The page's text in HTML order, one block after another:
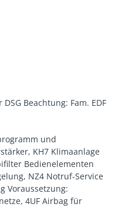
Beachtung: Fam. EDF
und
KH7 Klimaanlage
Bedienelementen
NZ4 Notruf-Service
Voraussetzung:
4UF Airbag für